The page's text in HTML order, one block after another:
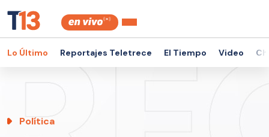
Lo Último Reportajes Teletrece El Tiempo Video
Política